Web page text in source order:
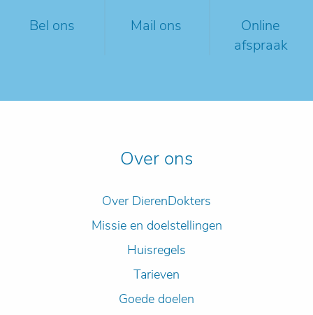
Bel ons Mail ons
Online
afspraak
Over ons
Over DierenDokters
Missie en doelstellingen
Huisregels
Tarieven
Goede doelen